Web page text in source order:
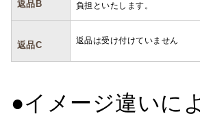
返品B
負担といたします。
返品C 返品は受け付けていません
●イメージ違い